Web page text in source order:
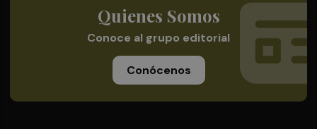
Quienes Somos
Conoce al grupo editorial
Conócenos